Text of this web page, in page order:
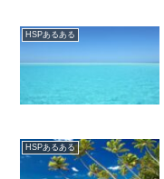
HSPあるある
HSPあるある